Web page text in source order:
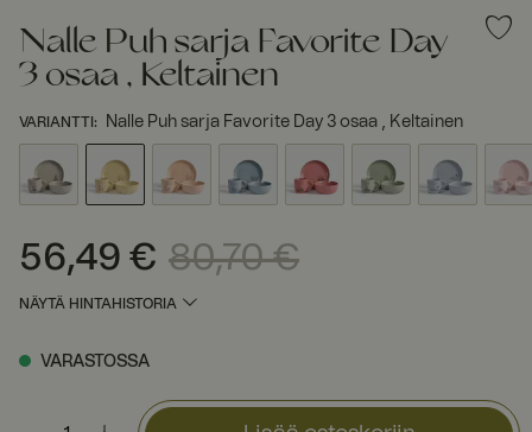
Nalle Puh sarja Favorite Day
3 osaa , Keltainen
VARIANTTI : Nalle Puh sarja Favorite Day 3 osaa , Keltainen
Nykyinen hinta 56,49 €Edellinen hinta
56,49 € 80,70 €
NÄYTÄ HINTAHISTORIA
VARASTOSSA